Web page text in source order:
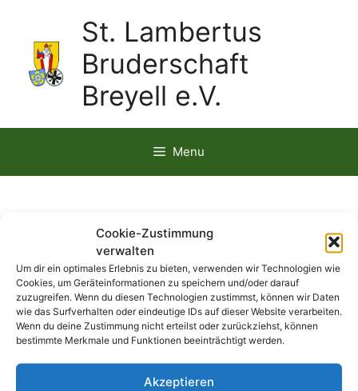
Cookie-Zustimmung
verwalten
Um dir ein optimales Erlebnis zu bieten, verwenden wir Technologien wie
Cookies, um Geräteinformationen zu speichern und/oder darauf
zuzugreifen. Wenn du diesen Technologien zustimmst, können wir Daten
wie das Surfverhalten oder eindeutige IDs auf dieser Website verarbeiten.
Wenn du deine Zustimmung nicht erteilst oder zurückziehst, können
bestimmte Merkmale und Funktionen beeinträchtigt werden.
Akzeptieren
St. Lambertus
Bruderschaft
Breyell e.V.
Menu
1842-2